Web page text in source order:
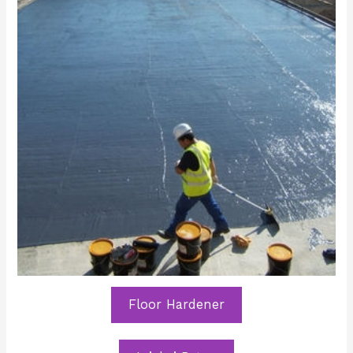
Floor Hardener